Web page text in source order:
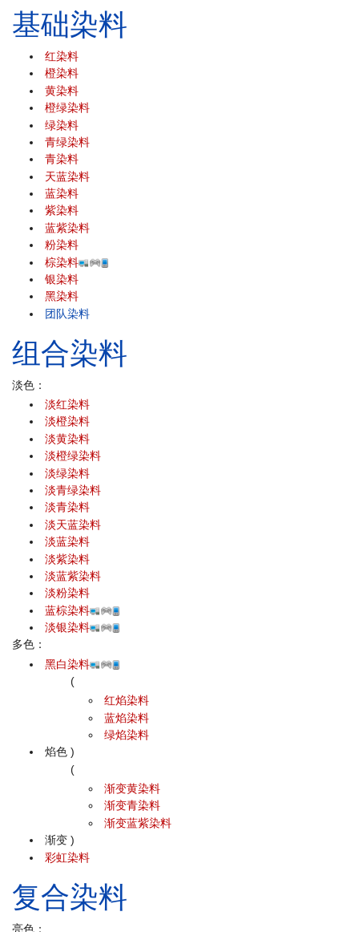
基础染料
红染料
橙染料
黄染料
橙绿染料
绿染料
青绿染料
青染料
天蓝染料
蓝染料
紫染料
蓝紫染料
粉染料
棕染料
银染料
黑染料
团队染料
组合染料
淡色：
淡红染料
淡橙染料
淡黄染料
淡橙绿染料
淡绿染料
淡青绿染料
淡青染料
淡天蓝染料
淡蓝染料
淡紫染料
淡蓝紫染料
淡粉染料
蓝棕染料
淡银染料
多色：
黑白染料
焰色
(
红焰染料
蓝焰染料
绿焰染料
)
渐变
(
渐变黄染料
渐变青染料
渐变蓝紫染料
)
彩虹染料
复合染料
亮色：